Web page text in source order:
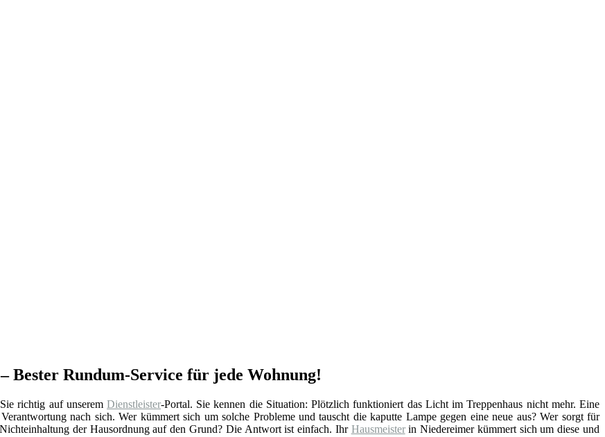
Bester Rundum-Service für jede Wohnung!
richtig auf unseremDienstleister-Portal. Sie kennen die Situation: Plötzlich funktioniert das Licht im Treppenhaus nicht mehr. Eine
nach sich. Wer kümmert sich um solche Probleme und tauscht die kaputte Lampe gegen eine neue aus? Wer sorgt für
der Hausordnung auf den Grund? Die Antwort ist einfach. Ihr Hausmeisterin Niedereimer kümmert sich um diese und